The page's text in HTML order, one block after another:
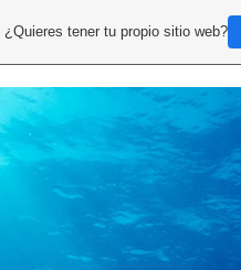
¿Quieres tener tu propio sitio web?